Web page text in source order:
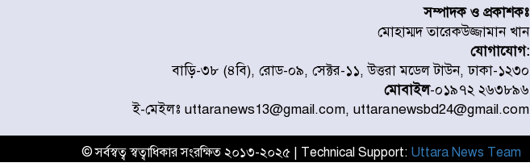
সম্পাদক ও প্রকাশকঃ
মোহাম্মদ তারেকউজ্জামান খান
যোগাযোগ:
বাড়ি-৩৮ (৪বি), রোড-০৯, সেক্টর-১১, উত্তরা মডেল টাউন, ঢাকা-১২৩০
মোবাইল-০১৯৭২ ২৬৩৮৯৬
ই-মেইলঃ uttaranews13@gmail.com, uttaranewsbd24@gmail.com
© সর্বস্বত্ব স্বত্বাধিকার সংরক্ষিত ২০১৩-২০২৫ | Technical Support: Uttara News Team